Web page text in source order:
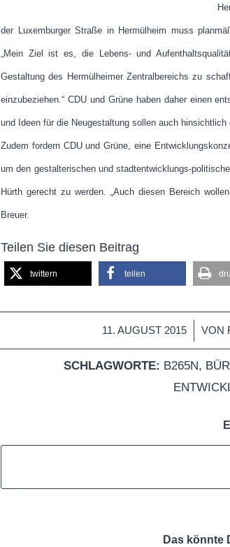
der Luxemburger Straße in Hermülheim muss
„Mein Ziel ist es, die Lebens- und
Gestaltung des Hermülheimer Zentralbereichs zu
einzubeziehen.“ CDU und Grüne haben daher einen
und Ideen für die Neugestaltung sollen auch
Zudem fordern CDU und Grüne, eine
um den gestalterischen und stadtentwicklungs-
Hürth gerecht zu werden. „Auch diesen Bereich
Breuer.
Teilen Sie diesen Beitrag
twittern teilen
11. AUGUST 2015
/ VON
SCHLAGWORTE: B265N,
Das könnte